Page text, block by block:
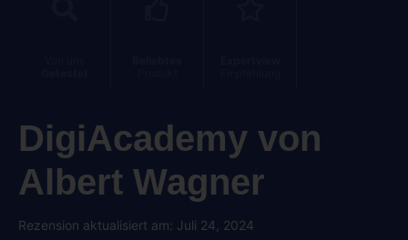
DigiAcademy von
Albert Wagner
Rezension aktualisiert am: Juli 24, 2024